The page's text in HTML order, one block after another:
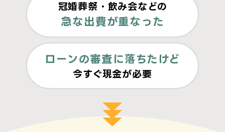
冠婚葬祭・飲み会などの
急な出費が重なった
ローンの審査に落ちたけど
今すぐ現金が必要